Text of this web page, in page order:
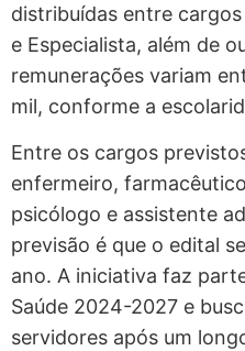
distribuídas entre
e Especialista, além de
remunerações variam
mil, conforme a
Entre os cargos
enfermeiro,
psicólogo e assistente
previsão é que o edital
ano. A iniciativa faz
Saúde 2024-2027 e
servidores após um